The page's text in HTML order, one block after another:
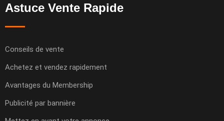
Astuce Vente Rapide
Conseils de vente
Achetez et vendez rapidement
Avantages du Membership
Publicité par bannière